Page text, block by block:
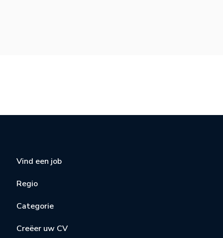
Vind een job
Regio
Categorie
Creëer uw CV